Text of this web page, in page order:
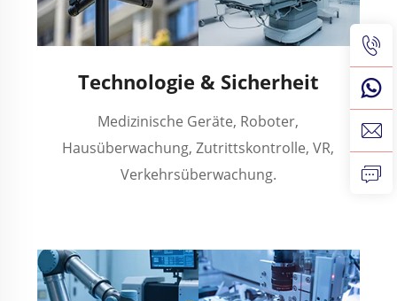
Technologie & Sicherheit
Medizinische Geräte, Roboter,
Hausüberwachung, Zutrittskontrolle, VR,
Verkehrsüberwachung.